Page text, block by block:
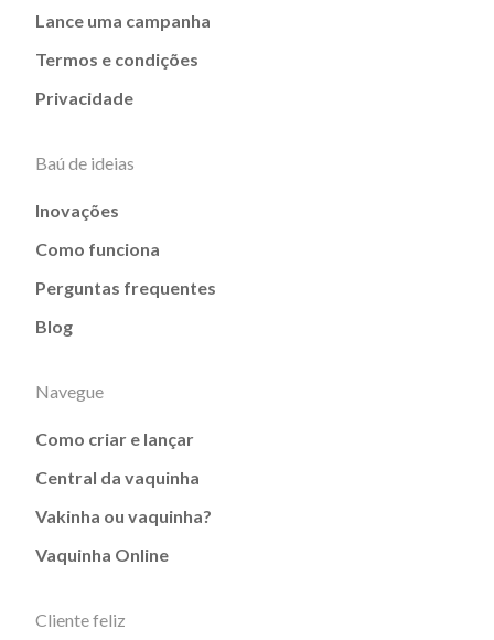
Lance uma campanha
Termos e condições
Privacidade
Baú de ideias
Inovações
Como funciona
Perguntas frequentes
Blog
Navegue
Como criar e lançar
Central da vaquinha
Vakinha ou vaquinha?
Vaquinha Online
Cliente feliz